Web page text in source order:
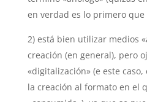
en verdad es lo primero
2) está bien utilizar medios
creación (en general), pero
«digitalización» (e este
la creación al formato en el